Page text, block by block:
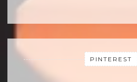
PINTEREST